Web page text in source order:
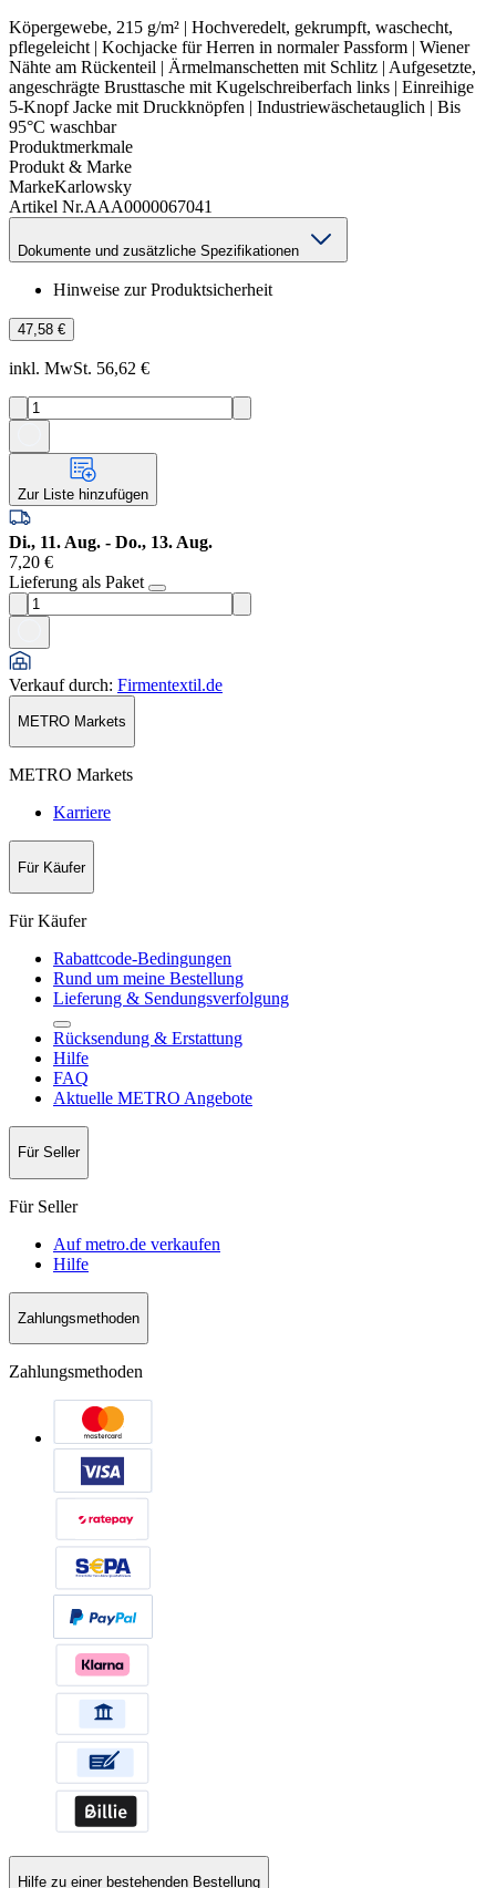
Köpergewebe, 215 g/m² | Hochveredelt, gekrumpft, waschecht,
pflegeleicht | Kochjacke für Herren in normaler Passform | Wiener
Nähte am Rückenteil | Ärmelmanschetten mit Schlitz | Aufgesetzte,
angeschrägte Brusttasche mit Kugelschreiberfach links | Einreihige
5-Knopf Jacke mit Druckknöpfen | Industriewäschetauglich | Bis
95°C waschbar
Produktmerkmale
Produkt & Marke
MarkeKarlowsky
Artikel Nr.AAA0000067041
Dokumente und zusätzliche Spezifikationen
Hinweise zur Produktsicherheit
47,58 €
inkl. MwSt. 56,62 €
Zur Liste hinzufügen
Di., 11. Aug. - Do., 13. Aug.
7,20 €
Lieferung als Paket
Verkauf durch: Firmentextil.de
METRO Markets
METRO Markets
Karriere
Für Käufer
Für Käufer
Rabattcode-Bedingungen
Rund um meine Bestellung
Lieferung & Sendungsverfolgung
Rücksendung & Erstattung
Hilfe
FAQ
Aktuelle METRO Angebote
Für Seller
Für Seller
Auf metro.de verkaufen
Hilfe
Zahlungsmethoden
Zahlungsmethoden
Hilfe zu einer bestehenden Bestellung